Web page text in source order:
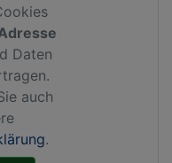
Daten
auch
.